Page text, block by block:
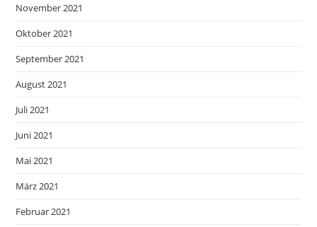
November 2021
Oktober 2021
September 2021
August 2021
Juli 2021
Juni 2021
Mai 2021
März 2021
Februar 2021